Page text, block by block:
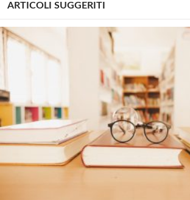
ARTICOLI SUGGERITI